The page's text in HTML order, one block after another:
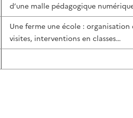
d’une malle pédagogique
Une ferme une école :
visites, interventions en classes…